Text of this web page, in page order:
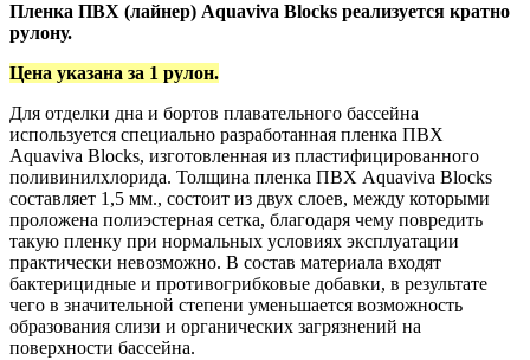
Пленка ПВХ (лайнер) Aquaviva Blocks реализуется кратно
рулону.
Цена указана за 1 рулон.
Для отделки дна и бортов плавательного бассейна
используется специально разработанная пленка ПВХ
Aquaviva Blocks, изготовленная из пластифицированного
поливинилхлорида. Толщина пленка ПВХ Aquaviva Blocks
составляет 1,5 мм., состоит из двух слоев, между которыми
проложена полиэстерная сетка, благодаря чему повредить
такую пленку при нормальных условиях эксплуатации
практически невозможно. В состав материала входят
бактерицидные и противогрибковые добавки, в результате
чего в значительной степени уменьшается возможность
образования слизи и органических загрязнений на
поверхности бассейна.